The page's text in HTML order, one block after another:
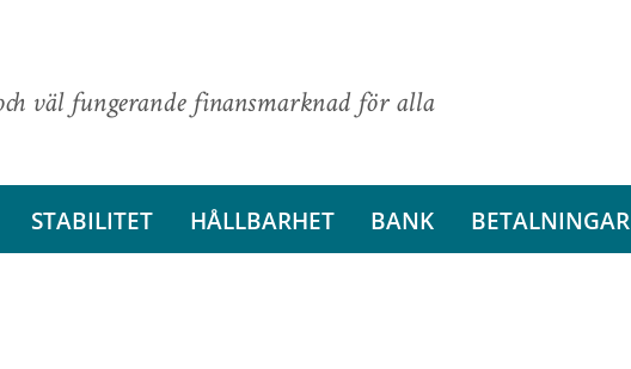
väl fungerande finansmarknad för alla
STABILITET HÅLLBARHET BANK BETALNINGAR